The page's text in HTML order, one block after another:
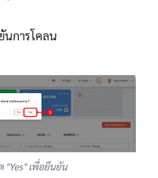
นการโคลน
"Yes" เพื่อยืนยัน